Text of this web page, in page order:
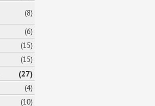
(8)
(6)
(15)
(15)
(27)
(4)
(10)